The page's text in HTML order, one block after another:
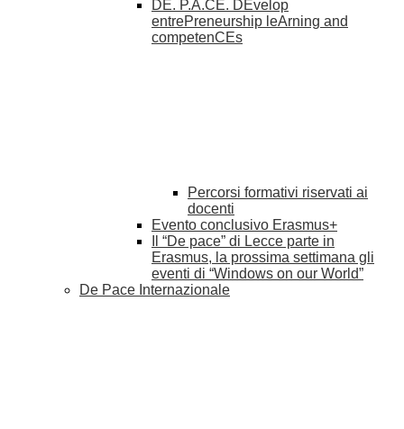
DE. P.A.CE. DEvelop
entrePreneurship leArning and
competenCEs
Percorsi formativi riservati ai
docenti
Evento conclusivo Erasmus+
Il “De pace” di Lecce parte in
Erasmus, la prossima settimana gli
eventi di “Windows on our World”
De Pace Internazionale